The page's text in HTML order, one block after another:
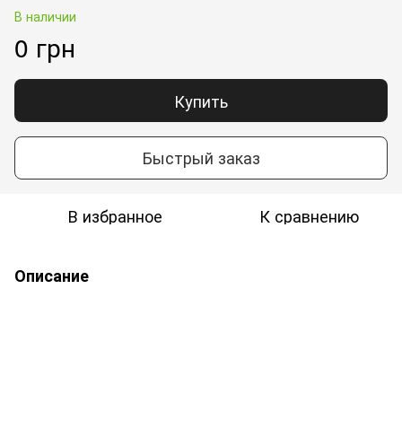
В наличии
0 грн
Купить
Быстрый заказ
В избранное К сравнению
Описание